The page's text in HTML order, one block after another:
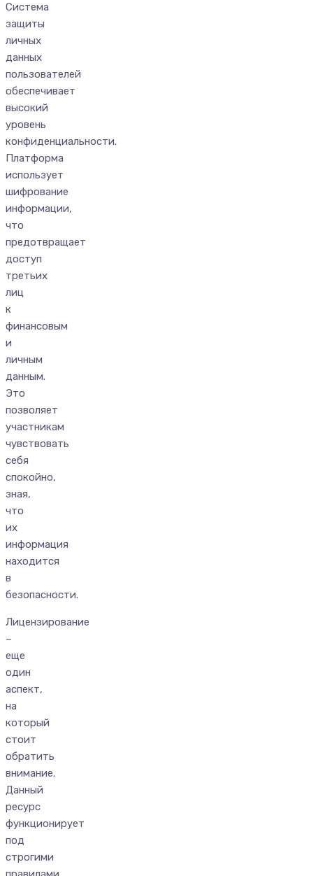
Система
защиты
личных
данных
пользователей
обеспечивает
высокий
уровень
конфиденциальности.
Платформа
использует
шифрование
информации,
что
предотвращает
доступ
третьих
лиц
к
финансовым
и
личным
данным.
Это
позволяет
участникам
чувствовать
себя
спокойно,
зная,
что
их
информация
находится
в
безопасности.
Лицензирование
–
еще
один
аспект,
на
который
стоит
обратить
внимание.
Данный
ресурс
функционирует
под
строгими